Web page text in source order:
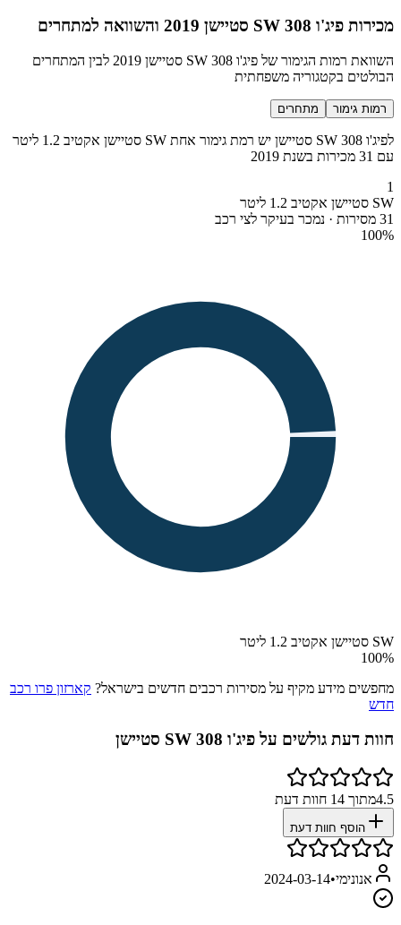
מכירות פיג'ו 308 SW סטיישן 2019 והשוואה למתחרים
השוואת רמות הגימור של פיג'ו 308 SW סטיישן 2019 לבין המתחרים
הבולטים בקטגוריה משפחתית
רמות גימור מתחרים
לפיג'ו 308 SW סטיישן יש רמת גימור אחת SW סטיישן אקטיב 1.2 ליטר
עם 31 מכירות בשנת 2019
1
SW סטיישן אקטיב 1.2 ליטר
31 מסירות · נמכר בעיקר לצי רכב
100%
SW סטיישן אקטיב 1.2 ליטר
100%
מחפשים מידע מקיף על מסירות רכבים חדשים בישראל? קארזון פרו רכב
חדש
חוות דעת גולשים על פיג'ו 308 SW סטיישן
4.5מתוך 14 חוות דעת
הוסף חוות דעת
אנונימי•
2024-03-14